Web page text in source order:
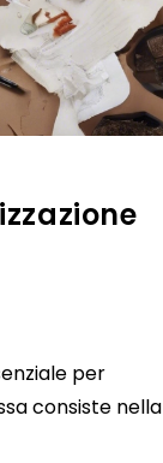
per
consiste nella